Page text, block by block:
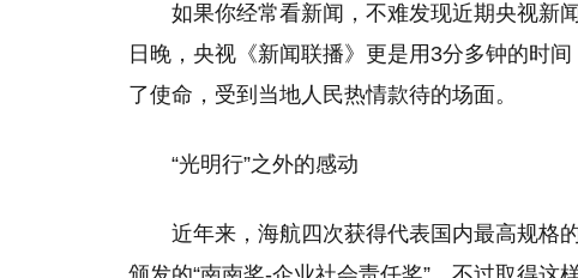
如果你经常看新闻，不难发现近期央视新
日晚，央视《新闻联播》更是用3分多钟的时
了使命，受到当地人民热情款待的场面。
“光明行”之外的感动
近年来，海航四次获得代表国内最高规格